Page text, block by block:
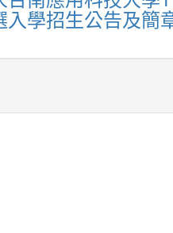
學招生公告及簡